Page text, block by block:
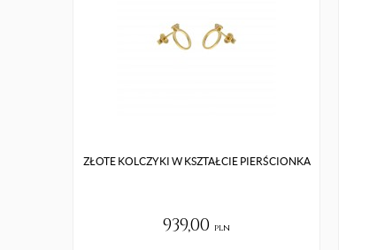
ZŁOTE KOLCZYKI W KSZTAŁCIE PIERŚCIONKA
939,00 pln